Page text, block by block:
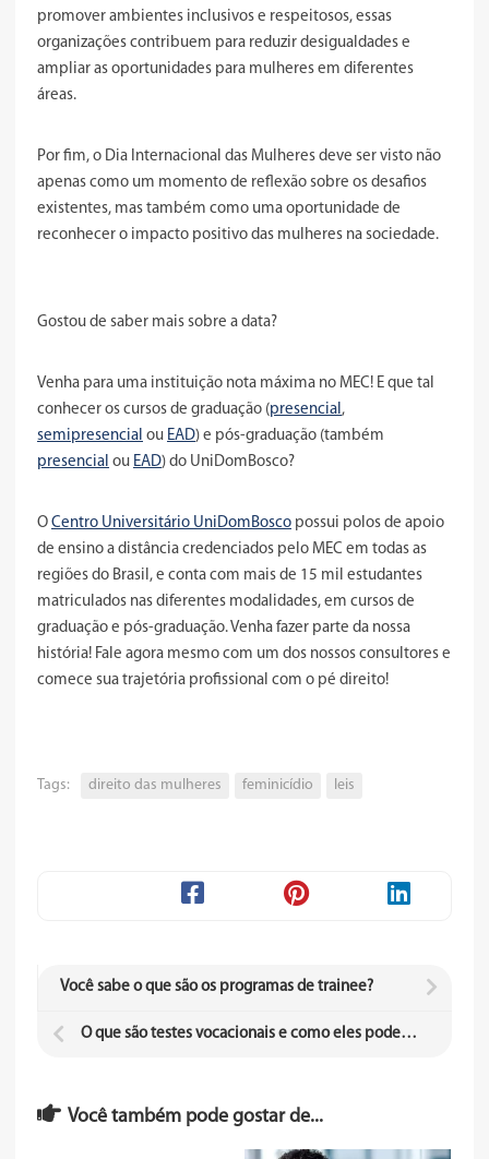
promover ambientes inclusivos e respeitosos, essas
organizações contribuem para reduzir desigualdades e
ampliar as oportunidades para mulheres em diferentes
áreas.
Por fim, o Dia Internacional das Mulheres deve ser visto não
apenas como um momento de reflexão sobre os desafios
existentes, mas também como uma oportunidade de
reconhecer o impacto positivo das mulheres na sociedade.
Gostou de saber mais sobre a data?
Venha para uma instituição nota máxima no MEC! E que tal
conhecer os cursos de graduação (presencial ,
semipresencial ou EAD) e pós-graduação (também
presencial ou EAD) do UniDomBosco?
O Centro Universitário UniDomBosco possui polos de apoio
de ensino a distância credenciados pelo MEC em todas as
regiões do Brasil, e conta com mais de 15 mil estudantes
matriculados nas diferentes modalidades, em cursos de
graduação e pós-graduação. Venha fazer parte da nossa
história! Fale agora mesmo com um dos nossos consultores e
comece sua trajetória profissional com o pé direito!
Tags: direito das mulheres feminicídio leis
Você sabe o que são os programas de trainee?
O que são testes vocacionais e como eles podem te ajudar
Você também pode gostar de...